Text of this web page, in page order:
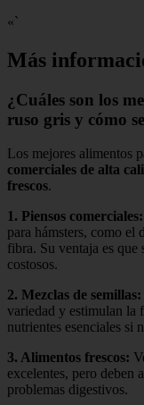
«`
Más
¿Cuáles son los
ruso gris y cómo
Los mejores alimentos
comerciales de alta
frescos.
1. Piensos comerciales:
para hámsters, como el
fibra. Su ventaja es que
costosos.
2. Mezclas de semillas:
variedad y estimulan la
nutrientes esenciales si
3. Alimentos frescos:
excelentes, pero deben
problemas digestivos.